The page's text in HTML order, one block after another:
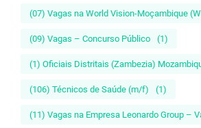
(07) Vagas na World Vision-Moçambique
(09) Vagas – Concurso Público (1)
(1) Oficiais Distritais (Zambezia)
(106) Técnicos de Saúde (m/f) (1)
(11) Vagas na Empresa Leonardo Group –